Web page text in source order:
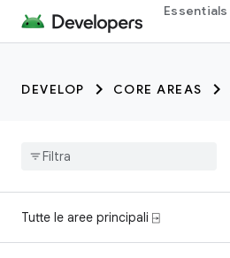
Essentials
DEVELOP CORE AREAS
Tutte le aree principali ⍈